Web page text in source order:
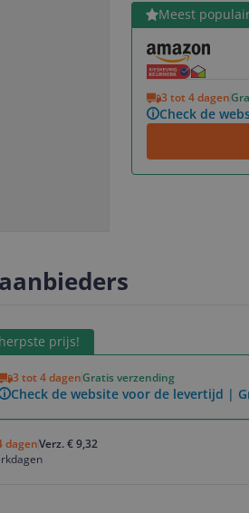
Meest
3 tot 4 dagen
Check de
Bekijk product
prijs!
3 tot 4 dagenGratis verzending
Check de website voor de levertijd |
dagenVerz. € 9,32